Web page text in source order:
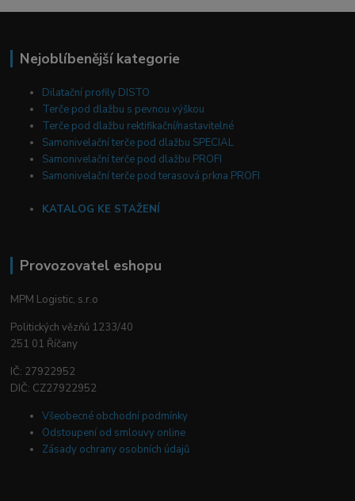
Nejoblíbenější kategorie
Dilatační profily DISTO
Terče pod dlažbu s pevnou výškou
Terče pod dlažbu rektifikační/nastavitelné
Samonivelační terče pod dlažbu SPECIAL
Samonivelační terče pod dlažbu PROFI
Samonivelační terče pod terasová prkna PROFI
KATALOG KE STAŽENÍ
Provozovatel eshopu
MPM Logistic, s.r.o
Politických vězňů 1233/40
251 01 Říčany
IČ: 27922952
DIČ: CZ27922952
Všeobecné obchodní podmínky
Odstoupení od smlouvy online
Zásady ochrany osobních údajů